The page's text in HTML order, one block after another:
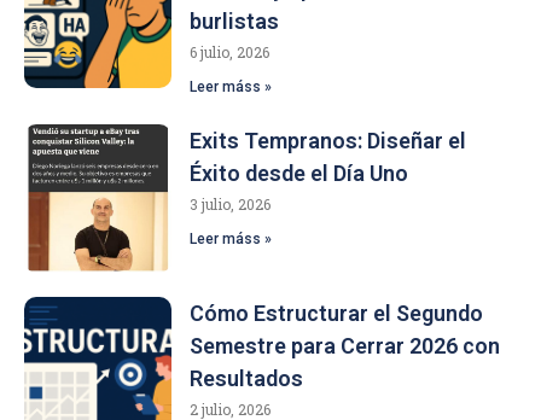
burlistas
6 julio, 2026
Leer máss »
Exits Tempranos: Diseñar el
Éxito desde el Día Uno
3 julio, 2026
Leer máss »
Cómo Estructurar el Segundo
Semestre para Cerrar 2026 con
Resultados
2 julio, 2026